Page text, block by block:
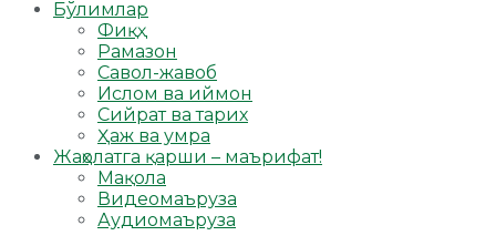
Бўлимлар
Фиқҳ
Рамазон
Савол-жавоб
Ислом ва иймон
Сийрат ва тарих
Ҳаж ва умра
Жаҳолатга қарши – маърифат!
Мақола
Видеомаъруза
Аудиомаъруза